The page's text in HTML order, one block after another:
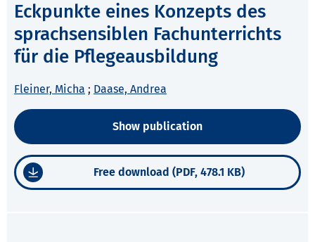
Eckpunkte eines Konzepts des
sprachsensiblen Fachunterrichts
für die Pflegeausbildung
Fleiner, Micha ; Daase, Andrea
Show publication
Free download (PDF, 478.1 KB)